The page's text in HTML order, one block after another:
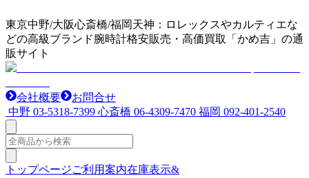
東京中野/大阪心斎橋/福岡天神：ロレックスやカルティエな
どの高級ブランド腕時計格安販売・高価買取「かめ吉」の通
販サイト
会社概要
お問合せ
中野 03-5318-7399 心斎橋 06-4309-7470 福岡 092-401-2540
トップページご利用案内在庫表示&